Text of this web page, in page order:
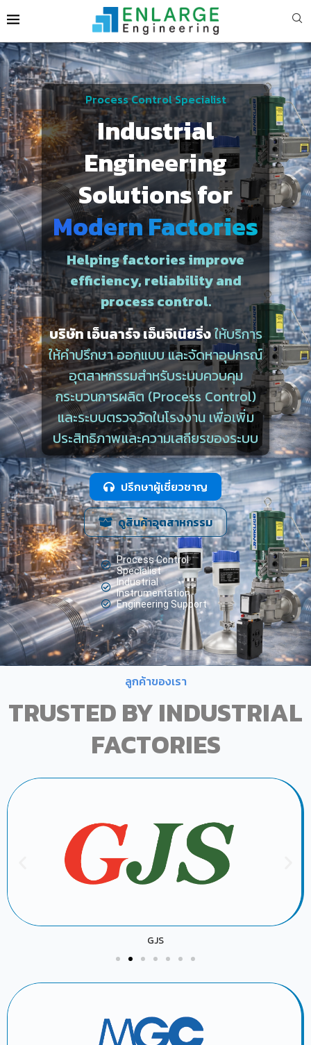
Process Control Specialist
Industrial
Engineering
Solutions for
Modern Factories
Helping factories improve
efficiency, reliability and
process control.
บริษัท เอ็นลาร์จ เอ็นจิเนียริ่งให้บริการ
ให้คำปรึกษา ออกแบบ และจัดหาอุปกรณ์
อุตสาหกรรมสำหรับระบบควบคุม
กระบวนการผลิต (Process Control)
และระบบตรวจวัดในโรงงาน เพื่อเพิ่ม
ประสิทธิภาพและความเสถียรของระบบ
ปรึกษาผู้เชี่ยวชาญ
ดูสินค้าอุตสาหกรรม
Process Control
Specialist
Industrial
Instrumentation
Engineering Support
ลูกค้าของเรา
TRUSTED BY INDUSTRIAL
FACTORIES
GJS